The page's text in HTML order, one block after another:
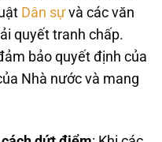
Dân sựvà các văn
quyết tranh chấp.
bảo quyết định của
Nhà nước và mang